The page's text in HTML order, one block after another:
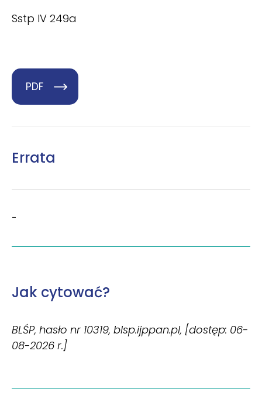
Sstp IV 249a
PDF
Errata
-
Jak cytować?
BLŚP, hasło nr 10319, blsp.ijppan.pl, [dostęp: 06-
08-2026 r.]